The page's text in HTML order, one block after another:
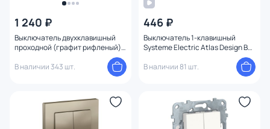
1 240 ₽
Выключатель двухклавишный
проходной (графит рифленый)
В наличии 343 шт.
446 ₽
Выключатель 1-клавишный
Systeme Electric Atlas Design BD-
В наличии 81 шт.